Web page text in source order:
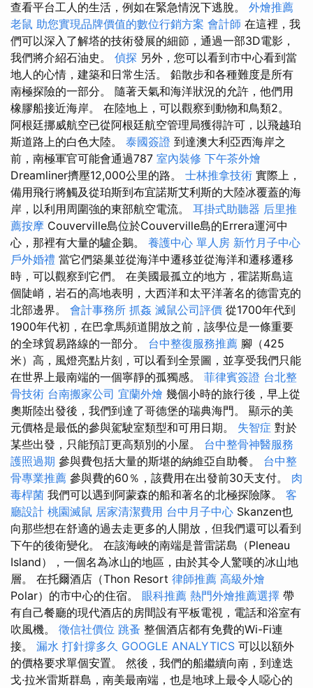
查看平台工人的生活，例如在緊急情況下逃脫。 外燴推薦
老鼠 助您實現品牌價值的數位行銷方案 會計師 在這裡，我
們可以深入了解塔的技術發展的細節，通過一部3D電影，
我們將介紹石油史。 偵探 另外，您可以看到市中心看到當
地人的心情，建築和日常生活。 鉛散步和各種難度是所有
南極探險的一部分。 隨著天氣和海洋狀況的允許，他們用
橡膠船接近海岸。 在陸地上，可以觀察到動物和鳥類2。
阿根廷挪威航空已從阿根廷航空管理局獲得許可，以飛越珀
斯道路上的白色大陸。 泰國簽證 到達澳大利亞西海岸之
前，南極軍官可能會通過787 室內裝修 下午茶外燴
Dreamliner擠壓12,000公里的路。 士林推拿技術 實際上，
備用飛行將觸及從珀斯到布宜諾斯艾利斯的大陸冰覆蓋的海
岸，以利用周圍強的東部航空電流。 耳掛式助聽器 后里推
薦按摩 Couverville島位於Couverville島的Errera運河中
心，那裡有大量的驢企鵝。 養護中心 單人房 新竹月子中心
戶外婚禮 當它們築巢並從海洋中遷移並從海洋和遷移遷移
時，可以觀察到它們。 在美國最孤立的地方，霍諾斯島這
個陡峭，岩石的高地表明，大西洋和太平洋著名的德雷克的
北部邊界。 會計事務所 抓姦 滅鼠公司評價 從1700年代到
1900年代初，在巴拿馬頻道開放之前，該學位是一條重要
的全球貿易路線的一部分。 台中整復服務推薦 腳（425
米）高，風燈亮點片刻，可以看到全景圖，並享受我們只能
在世界上最南端的一個寧靜的孤獨感。 菲律賓簽證 台北整
骨技術 台南搬家公司 宜蘭外燴 幾個小時的旅行後，早上從
奧斯陸出發後，我們到達了哥德堡的瑞典海門。 顯示的美
元價格是最低的參與駕駛室類型和可用日期。 失智症 對於
某些出發，只能預訂更高類別的小屋。 台中整骨神醫服務
護照過期 參與費包括大量的斯堪的納維亞自助餐。 台中整
骨專業推薦 參與費的60％，該費用在出發前30天支付。 肉
毒桿菌 我們可以遇到阿蒙森的船和著名的北極探險隊。 客
廳設計 桃園滅鼠 居家清潔費用 台中月子中心 Skanzen也
向那些想在舒適的過去走更多的人開放，但我們還可以看到
下午的後衛變化。 在該海峽的南端是普雷諾島（Pleneau
Island），一個名為冰山的地區，由於其令人驚嘆的冰山地
層。 在托爾酒店（Thon Resort 律師推薦 高級外燴
Polar）的市中心的住宿。 眼科推薦 熱門外燴推薦選擇 帶
有自己餐廳的現代酒店的房間設有平板電視，電話和浴室有
吹風機。 徵信社價位 跳蚤 整個酒店都有免費的Wi-Fi連
接。 漏水 打針撐多久 GOOGLE ANALYTICS 可以以額外
的價格要求單個安置。 然後，我們的船繼續向南，到達迭
戈·拉米雷斯群島，南美最南端，也是地球上最令人噁心的